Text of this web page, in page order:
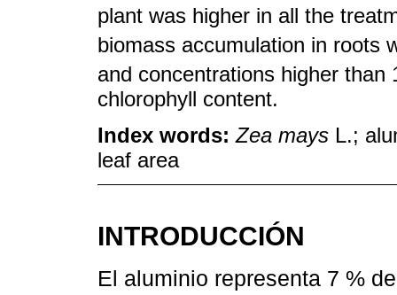
plant was higher in all the
biomass accumulation in roots
and concentrations higher than
chlorophyll content.
Index words:Zea mays L.;
leaf area
INTRODUCCIÓN
El aluminio representa 7 %